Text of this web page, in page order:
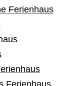
Ferienhaus
Ferienhaus